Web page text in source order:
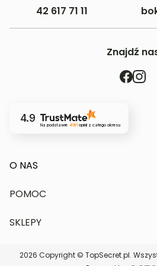
42 617 71 11
Znajdź
4.9
Na podstawie 4181opinii z całego okresu
O NAS
Nasze wartości
Kontakt
POMOC
Regulamin serwisu
Zwroty i reklamacje
SKLEPY
DARMOWA DOSTAWA do sklepów
2026 Copyright © TopSecret.pl.